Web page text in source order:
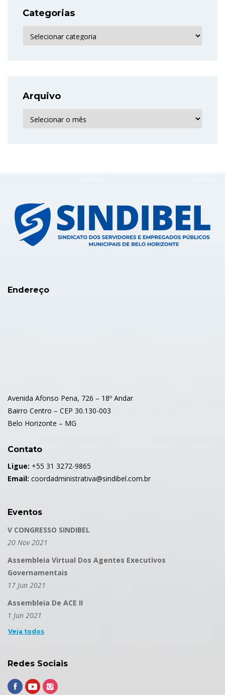
Categorias
Categorias
Arquivo
Arquivo
Endereço
Avenida Afonso Pena, 726 – 18º Andar
Bairro Centro – CEP 30.130-003
Belo Horizonte – MG
Contato
Ligue: +55 31 3272-9865
Email: coordadministrativa@sindibel.com.br
Eventos
V CONGRESSO SINDIBEL
20 Nov 2021
Assembleia Virtual Dos Agentes Executivos
Governamentais
17 Jun 2021
Assembleia De ACE II
1 Jun 2021
Veja todos
Redes Sociais